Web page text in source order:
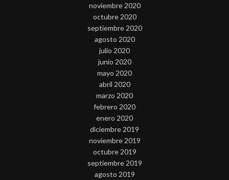
noviembre 2020
octubre 2020
septiembre 2020
agosto 2020
julio 2020
junio 2020
mayo 2020
abril 2020
marzo 2020
febrero 2020
enero 2020
diciembre 2019
noviembre 2019
octubre 2019
septiembre 2019
agosto 2019